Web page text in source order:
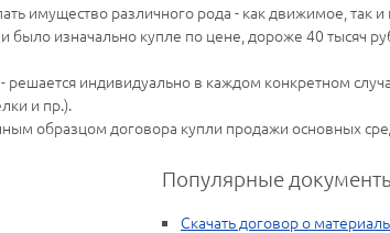
имущество различного рода - как движимое, так
и было изначально купле по цене, дороже 40 тысяч
индивидуально в каждом конкретном
и пр.).
образцом договора купли продажи основных
Популярные
Скачать договор о